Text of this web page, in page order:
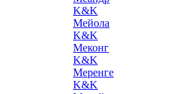
K&K
Мейола
K&K
Меконг
K&K
Меренге
K&K